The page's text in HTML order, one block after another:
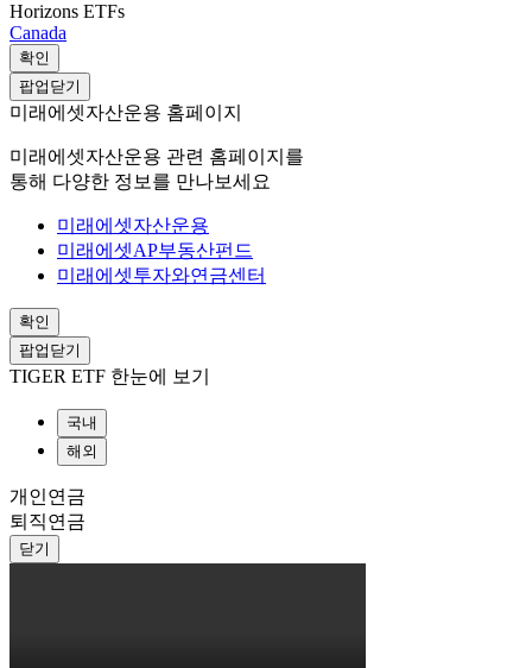
Horizons ETFs
Canada
확인
팝업닫기
미래에셋자산운용 홈페이지
미래에셋자산운용 관련 홈페이지를
통해 다양한 정보를 만나보세요
미래에셋자산운용
미래에셋AP부동산펀드
미래에셋투자와연금센터
확인
팝업닫기
TIGER ETF 한눈에 보기
국내
해외
개인연금
퇴직연금
닫기